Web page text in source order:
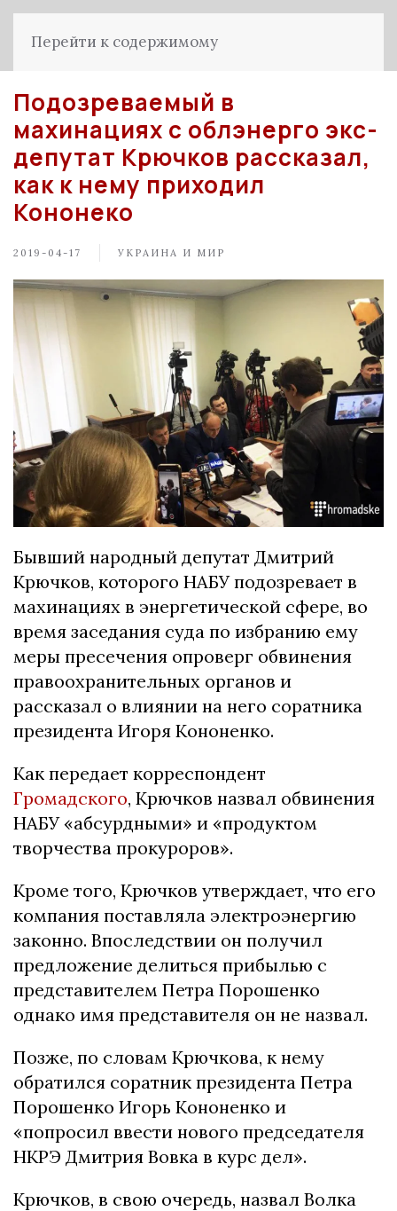
Перейти к содержимому
Подозреваемый в
махинациях с облэнерго экс-
депутат Крючков рассказал,
как к нему приходил
Кононеко
2019-04-17 УКРАИНА И МИР
Бывший народный депутат Дмитрий
Крючков, которого НАБУ подозревает в
махинациях в энергетической сфере, во
время заседания суда по избранию ему
меры пресечения опроверг обвинения
правоохранительных органов и
рассказал о влиянии на него соратника
президента Игоря Кононенко.
Как передает корреспондент
Громадского, Крючков назвал обвинения
НАБУ «абсурдными» и «продуктом
творчества прокуроров».
Кроме того, Крючков утверждает, что его
компания поставляла электроэнергию
законно. Впоследствии он получил
предложение делиться прибылью с
представителем Петра Порошенко
однако имя представителя он не назвал.
Позже, по словам Крючкова, к нему
обратился соратник президента Петра
Порошенко Игорь Кононенко и
«попросил ввести нового председателя
НКРЭ Дмитрия Вовка в курс дел».
Крючков, в свою очередь, назвал Волка